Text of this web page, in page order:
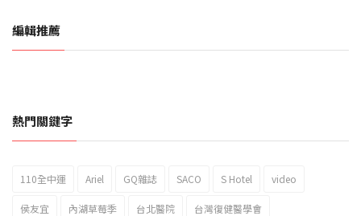
編輯推薦
2023新北市北海岸國際風箏節「風在石起」霸氣回歸
熱門關鍵字
110全中運 Ariel GQ雜誌 SACO S Hotel video
侯友宜 內湖草莓季 台北醫院 台灣復健醫學會